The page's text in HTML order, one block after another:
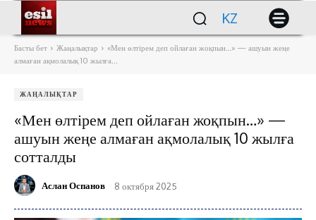
KZ
Басты бет Жаңалықтар
«Мен өлтірем деп ойлаған жоқпын…» — ашуын жеңе
алмаған ақмолалық 10 жылға...
ЖАҢАЛЫҚТАР
«Мен өлтірем деп ойлаған жоқпын…» —
ашуын жеңе алмаған ақмолалық 10 жылға
сотталды
Аслан Оспанов 8 октября 2025